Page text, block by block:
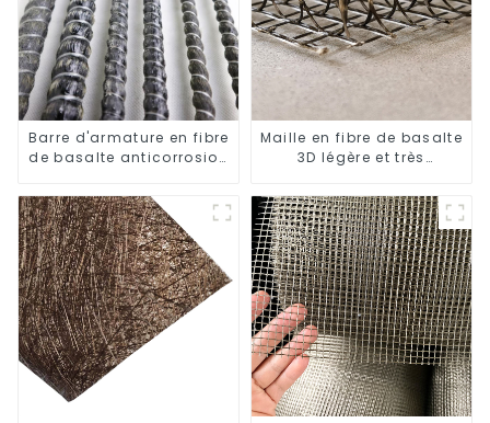
Barre d'armature en fibre
de basalte anticorrosion
résine époxy
Maille en fibre de basalte
3D légère et très